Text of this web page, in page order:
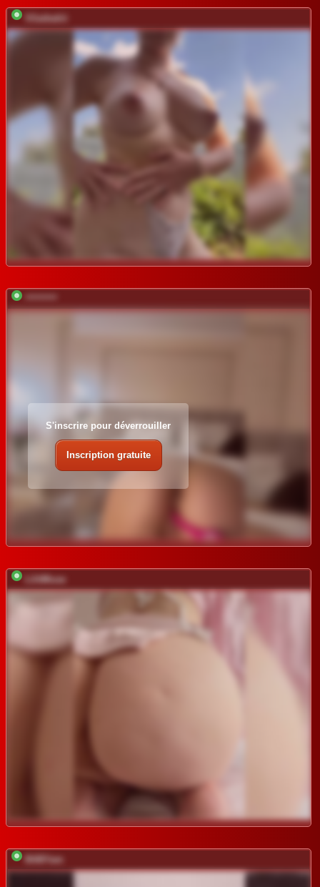
SSaibaliii
S'inscrire pour déverrouiller
Inscription gratuite
LilitMuse
BABYam